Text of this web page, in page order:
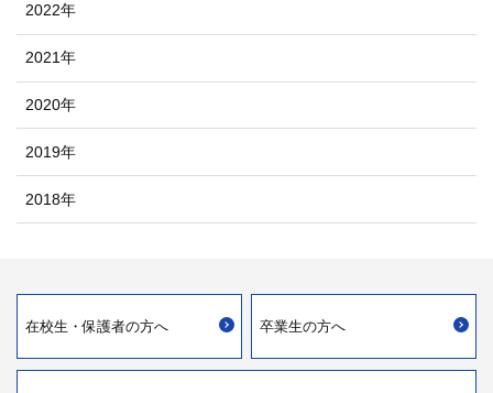
2022年
2021年
2020年
2019年
2018年
在校生・保護者の方へ 卒業生の方へ